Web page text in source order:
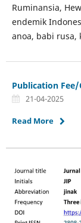
Ruminansia,
endemik
anoa, babi rusa,
Publication Fee/
21-04-2025
Read More